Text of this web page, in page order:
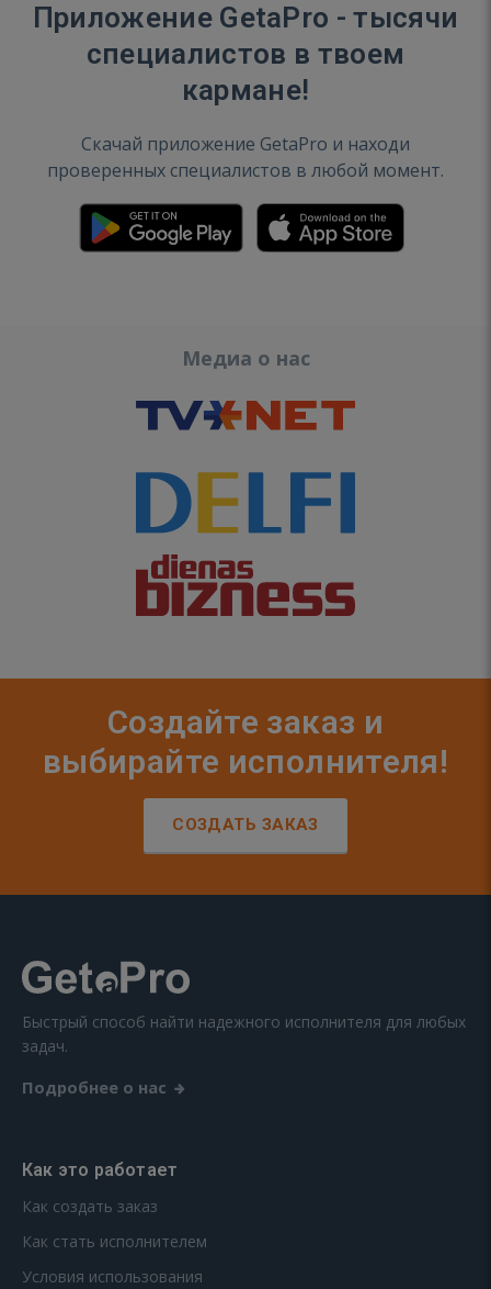
Приложение GetaPro - тысячи
специалистов в твоем
кармане!
Скачай приложение GetaPro и находи
проверенных специалистов в любой момент.
Медиа о нас
Создайте заказ и
выбирайте исполнителя!
СОЗДАТЬ ЗАКАЗ
Быстрый способ найти надежного исполнителя для любых
задач.
Подробнее о нас
Как это работает
Как создать заказ
Как стать исполнителем
Условия использования